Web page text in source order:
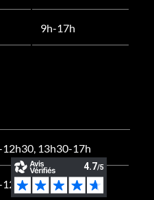
9h-17h
13h30-17h
13h30-16h